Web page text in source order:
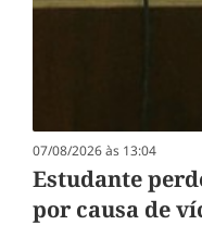
07/08/2026 às 13:04
Estudante
por causa de